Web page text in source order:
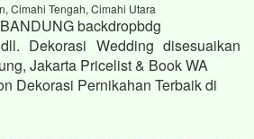
Cimahi Tengah, Cimahi Utara
backdropbdg
Dekorasi Wedding disesuaikan
Jakarta Pricelist & Book WA
Dekorasi Pernikahan Terbaik di